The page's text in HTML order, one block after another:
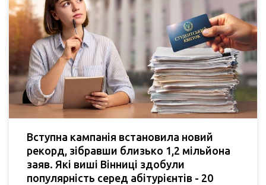
Вступна кампанія встановила новий
рекорд, зібравши близько 1,2 мільйона
заяв. Які виші Вінниці здобули
популярність серед абітурієнтів - 20